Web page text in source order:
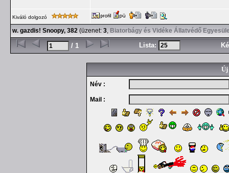
Kiváló dolgozó
w. gazdis! Snoopy, 382 (üzenet: 3, Biatorbágy és Vidéke Állatvédő
/ 1 Lista:
Új
Név :
Mail :